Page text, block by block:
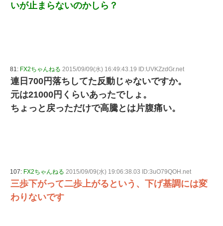
いが止まらないのかしら？
81: FX2ちゃんねる 2015/09/09(水) 16:49:43.19 ID:UVKZzdGr.net
連日700円落ちしてた反動じゃないですか。
元は21000円くらいあったでしょ。
ちょっと戻っただけで高騰とは片腹痛い。
107: FX2ちゃんねる 2015/09/09(水) 19:06:38.03 ID:3uO79QOH.net
三歩下がって二歩上がるという、下げ基調には変
わりないです